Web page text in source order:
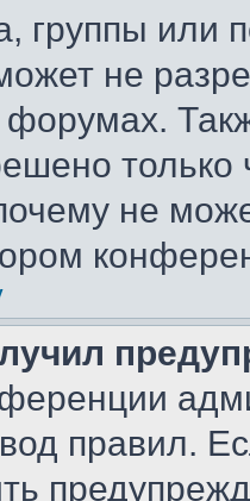
группы или
не
не
правил.